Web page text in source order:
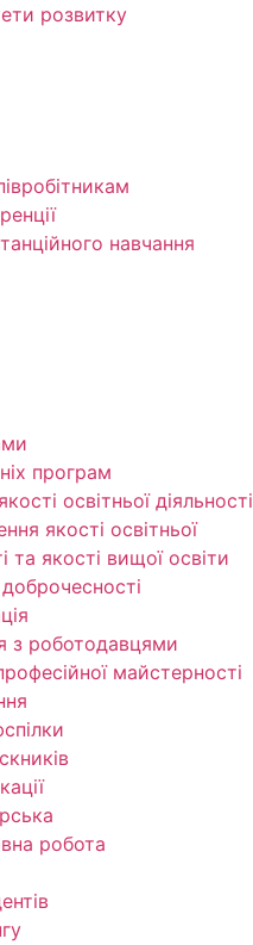
розвитку
навчання
програм
освітньої діяльності
якості освітньої
та якості вищої освіти
з роботодавцями
майстерності
робота